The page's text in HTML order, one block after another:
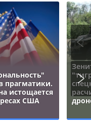
прагматики.
истощается
США